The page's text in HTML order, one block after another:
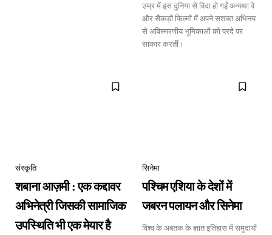
उम्र में इस दुनिया से विदा हो गईं अन्यथा वे
और सैकड़ों फिल्मों में अपने सशक्त अभिनय
से अविस्मरणीय भूमिकाओं को परदे पर
साकार करतीं।
संस्कृति
शबाना आज़मी : एक कद्दावर
अभिनेत्री जिसकी सामाजिक
उपस्थिति भी एक मेयार है
सिनेमा
पश्चिम एशिया के देशों में
जबरन पलायन और सिनेमा
विश्व के अबतक के ज्ञात इतिहास में समुदायों